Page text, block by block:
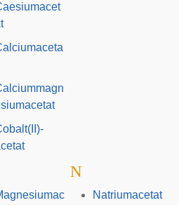
N
Natriumacetat